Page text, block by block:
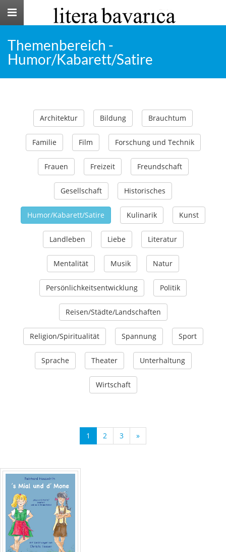
Toggle
Themenbereich -
Humor/Kabarett/Satire
Architektur Bildung Brauchtum
Familie Film Forschung und Technik
Frauen Freizeit Freundschaft
Gesellschaft Historisches
Humor/Kabarett/Satire Kulinarik Kunst
Landleben Liebe Literatur
Mentalität Musik Natur
Persönlichkeitsentwicklung Politik
Reisen/Städte/Landschaften
Religion/Spiritualität Spannung Sport
Sprache Theater Unterhaltung
Wirtschaft
1 2 3 »